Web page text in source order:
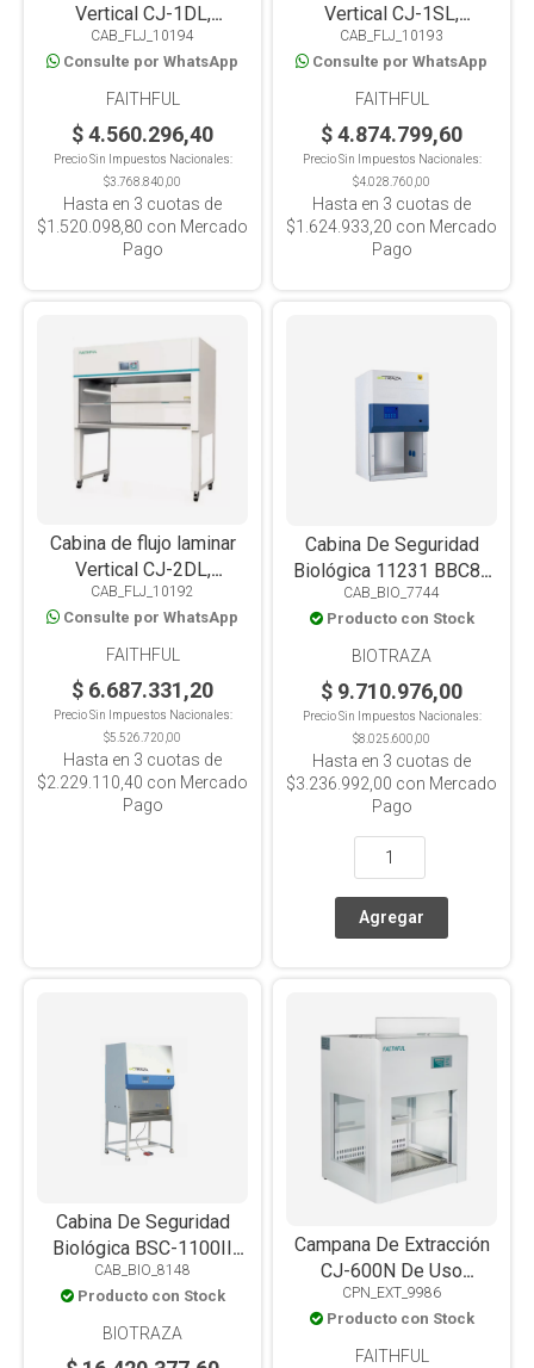
Vertical CJ-1DL,
1010X750X1600, 1
operador
CAB_FLJ_10194
Consulte por WhatsApp
FAITHFUL
$ 4.560.296,40
Precio Sin Impuestos Nacionales:
$3.768.840,00
Hasta en 3 cuotas de
$1.520.098,80 con Mercado
Pago
Vertical CJ-1SL,
1010X780X1600, 1
operador, apertura doble
CAB_FLJ_10193
Consulte por WhatsApp
FAITHFUL
$ 4.874.799,60
Precio Sin Impuestos Nacionales:
$4.028.760,00
Hasta en 3 cuotas de
$1.624.933,20 con Mercado
Pago
Cabina de flujo laminar
Vertical CJ-2DL,
1500x750x1600, 2
operadores
CAB_FLJ_10192
Consulte por WhatsApp
FAITHFUL
$ 6.687.331,20
Precio Sin Impuestos Nacionales:
$5.526.720,00
Hasta en 3 cuotas de
$2.229.110,40 con Mercado
Pago
Cabina De Seguridad
Biológica 11231 BBC86
Clase II Tipo A2,
700x650x1230mm, De
Mesada, Ventana Frontal
CAB_BIO_7744
Producto con Stock
BIOTRAZA
$ 9.710.976,00
Precio Sin Impuestos Nacionales:
$8.025.600,00
Hasta en 3 cuotas de
$3.236.992,00 con Mercado
Pago
Cabina De Seguridad
Biológica BSC-1100II
A2-X Clase II Tipo A2,
1100x750x2250mm,
Base Estándar, Ventana
Frontal Motorizada
CAB_BIO_8148
Producto con Stock
BIOTRAZA
Campana De Extracción
CJ-600N De Uso
General, de Presión
Negativa Ventana Frontal
Manual
CPN_EXT_9986
Producto con Stock
FAITHFUL